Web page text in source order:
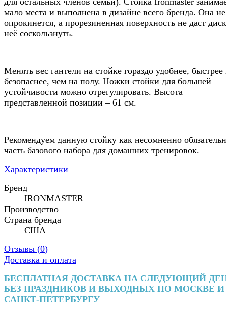
мало места и выполнена в дизайне всего бренда. Она не
опрокинется, а прорезиненная поверхность не даст
неё соскользнуть.
Менять вес гантели на стойке гораздо удобнее, быстрее
безопаснее, чем на полу. Ножки стойки для большей
устойчивости можно отрегулировать. Высота
представленной позиции – 61 см.
Рекомендуем данную стойку как несомненно
часть базового набора для домашних тренировок.
Характеристики
Бренд
IRONMASTER
Производство
Страна бренда
США
Отзывы (0)
Доставка и оплата
БЕСПЛАТНАЯ ДОСТАВКА НА СЛЕДУЮЩИЙ
БЕЗ ПРАЗДНИКОВ И ВЫХОДНЫХ ПО МОСКВЕ И
САНКТ-ПЕТЕРБУРГУ